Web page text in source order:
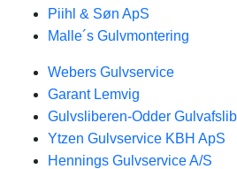
Piihl & Søn ApS
Malle´s Gulvmontering
Webers Gulvservice
Garant Lemvig
Gulvsliberen-Odder
Ytzen Gulvservice KBH ApS
Hennings Gulvservice A/S